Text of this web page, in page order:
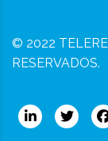
© 2022
RESERVADOS.